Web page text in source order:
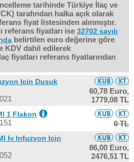
tarihinde Türkiye İlaç ve
tarafından halka açık olarak
fiyat listesinden alınmıştır.
referans fiyatları ise 32702 sayılı
belirtilen euro değerine göre
KDV dahil edilerek
fiyatları referans fiyatlarından
Icin Dusuk
60,78 Euro,
1779,08 TL
1 Flakon
0 TL
Iv Infuzyon Icin
86,00 Euro,
2476,51 TL